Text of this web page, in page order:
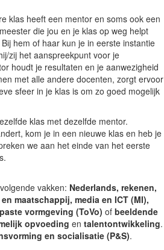
klas heeft een mentor en soms ook een
die jou en je klas op weg helpt
hem of haar kun je in eerste instantie
zij het aanspreekpunt voor je
houdt je resultaten en je aanwezigheid
met alle andere docenten, zorgt ervoor
sfeer in je klas is om zo goed mogelijk
klas met dezelfde mentor.
kom je in een nieuwe klas en heb je
we aan het einde van het eerste
vakken: Nederlands, rekenen,
maatschappij, media en ICT (MI),
vormgeving (ToVo) of beeldende
opvoeding en talentontwikkeling.
en socialisatie (P&S).